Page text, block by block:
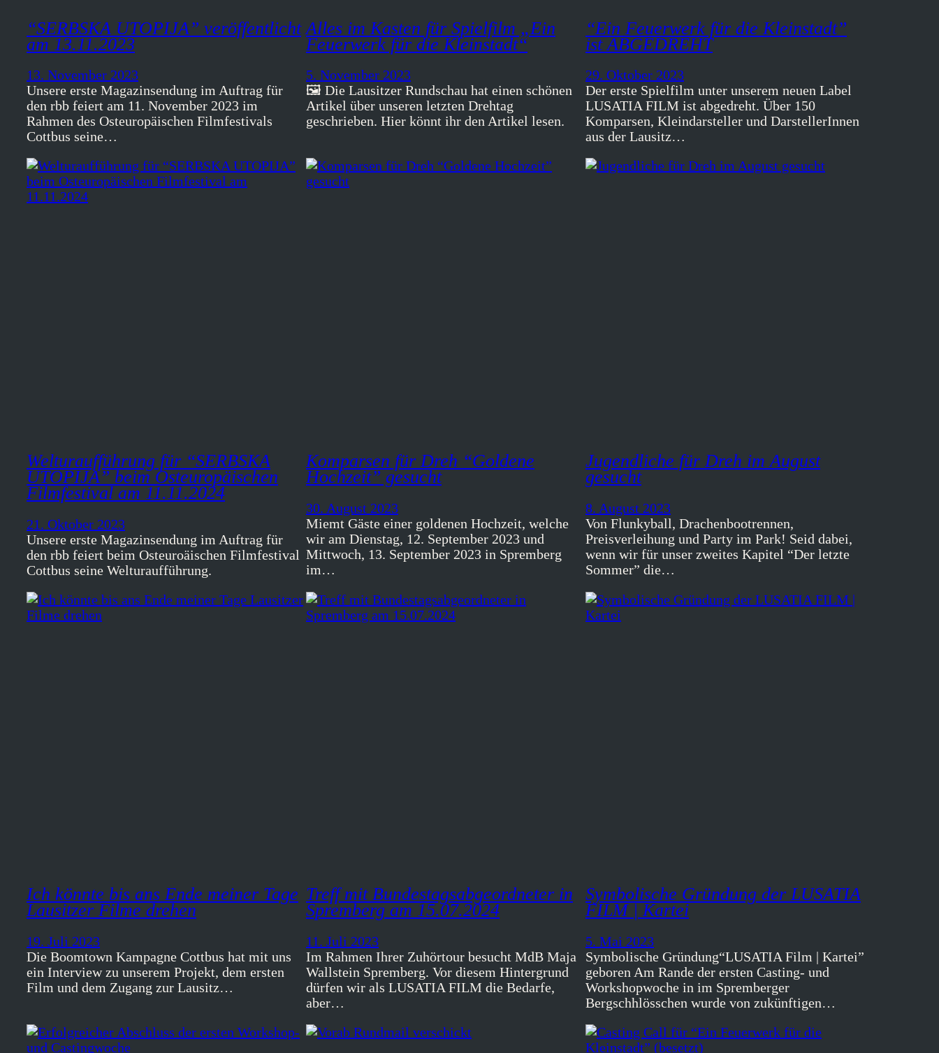
“SERBSKA UTOPIJA” veröffentlicht
am 13.11.2023
13. November 2023
Unsere erste Magazinsendung im Auftrag für
den rbb feiert am 11. November 2023 im
Rahmen des Osteuropäischen Filmfestivals
Cottbus seine…
Alles im Kasten für Spielfilm „Ein
Feuerwerk für die Kleinstadt“
5. November 2023
🖼️ Die Lausitzer Rundschau hat einen schönen
Artikel über unseren letzten Drehtag
geschrieben. Hier könnt ihr den Artikel lesen.
“Ein Feuerwerk für die Kleinstadt”
ist ABGEDREHT
29. Oktober 2023
Der erste Spielfilm unter unserem neuen Label
LUSATIA FILM ist abgedreht. Über 150
Komparsen, Kleindarsteller und DarstellerInnen
aus der Lausitz…
Welturaufführung für “SERBSKA
UTOPIJA” beim Osteuropäischen
Filmfestival am 11.11.2024
21. Oktober 2023
Unsere erste Magazinsendung im Auftrag für
den rbb feiert beim Osteuroäischen Filmfestival
Cottbus seine Welturaufführung.
Komparsen für Dreh “Goldene
Hochzeit” gesucht
30. August 2023
Miemt Gäste einer goldenen Hochzeit, welche
wir am Dienstag, 12. September 2023 und
Mittwoch, 13. September 2023 in Spremberg
im…
Jugendliche für Dreh im August
gesucht
8. August 2023
Von Flunkyball, Drachenbootrennen,
Preisverleihung und Party im Park! Seid dabei,
wenn wir für unser zweites Kapitel “Der letzte
Sommer” die…
Ich könnte bis ans Ende meiner Tage
Lausitzer Filme drehen
19. Juli 2023
Die Boomtown Kampagne Cottbus hat mit uns
ein Interview zu unserem Projekt, dem ersten
Film und dem Zugang zur Lausitz…
Treff mit Bundestagsabgeordneter in
Spremberg am 15.07.2024
11. Juli 2023
Im Rahmen Ihrer Zuhörtour besucht MdB Maja
Wallstein Spremberg. Vor diesem Hintergrund
dürfen wir als LUSATIA FILM die Bedarfe,
aber…
Symbolische Gründung der LUSATIA
FILM | Kartei
5. Mai 2023
Symbolische Gründung“LUSATIA Film | Kartei”
geboren Am Rande der ersten Casting- und
Workshopwoche in im Spremberger
Bergschhlösschen wurde von zukünftigen…